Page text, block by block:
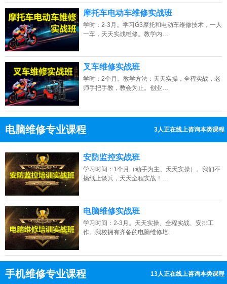
摩托车电动车维修实战班
学时：2-3月。学习G3摩托和电动车维修技术，一人
一车，天天实战维修。教学内…
叉车维修实战班
学时：2个月。教学方法：天天实操，全程实战，老
师手把手教，教会为止。创业…
电脑维修专业课程 9人正在线上咨询本类课程
点击免费咨询电话：13807313137
安防监控实战班
学习时间：1个月（动手为主、天天实操）。我们不
搞纸上谈兵，天天全程实战！…
电脑维修实战班
学习时间：2-3月。天天实操、全程实战、安排工
作。我校拥有齐备的电脑维修培…
手机维修专业课程 13人正在线上咨询本类课程